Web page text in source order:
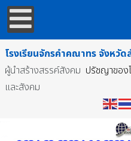
โรงเรียนจักรคำคณาทร จังหวัด
ผู้นำสร้างสรรค์สังคม ปรัชญาของ
และสังคม